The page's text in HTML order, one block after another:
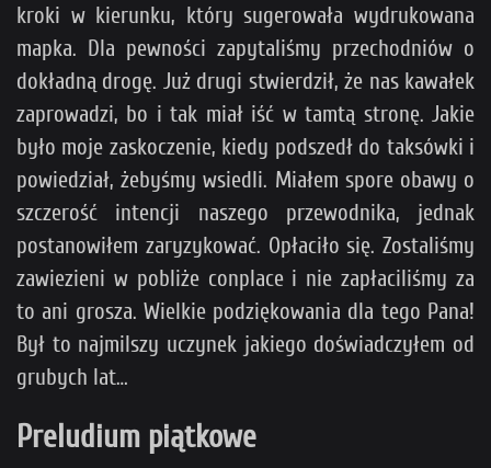
kroki w kierunku, który sugerowała wydrukowana
mapka. Dla pewności zapytaliśmy przechodniów o
dokładną drogę. Już drugi stwierdził, że nas kawałek
zaprowadzi, bo i tak miał iść w tamtą stronę. Jakie
było moje zaskoczenie, kiedy podszedł do taksówki i
powiedział, żebyśmy wsiedli. Miałem spore obawy o
szczerość intencji naszego przewodnika, jednak
postanowiłem zaryzykować. Opłaciło się. Zostaliśmy
zawiezieni w pobliże conplace i nie zapłaciliśmy za
to ani grosza. Wielkie podziękowania dla tego Pana!
Był to najmilszy uczynek jakiego doświadczyłem od
grubych lat…
Preludium piątkowe